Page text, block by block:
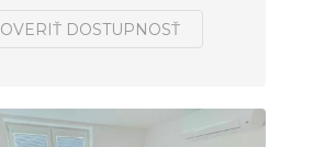
OVERIŤ DOSTUPNOSŤ